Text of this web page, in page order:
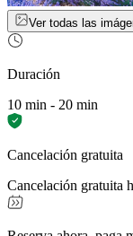
Ver todas las
Duración
10 min - 20 min
Cancelación gratuita
Cancelación gratuita